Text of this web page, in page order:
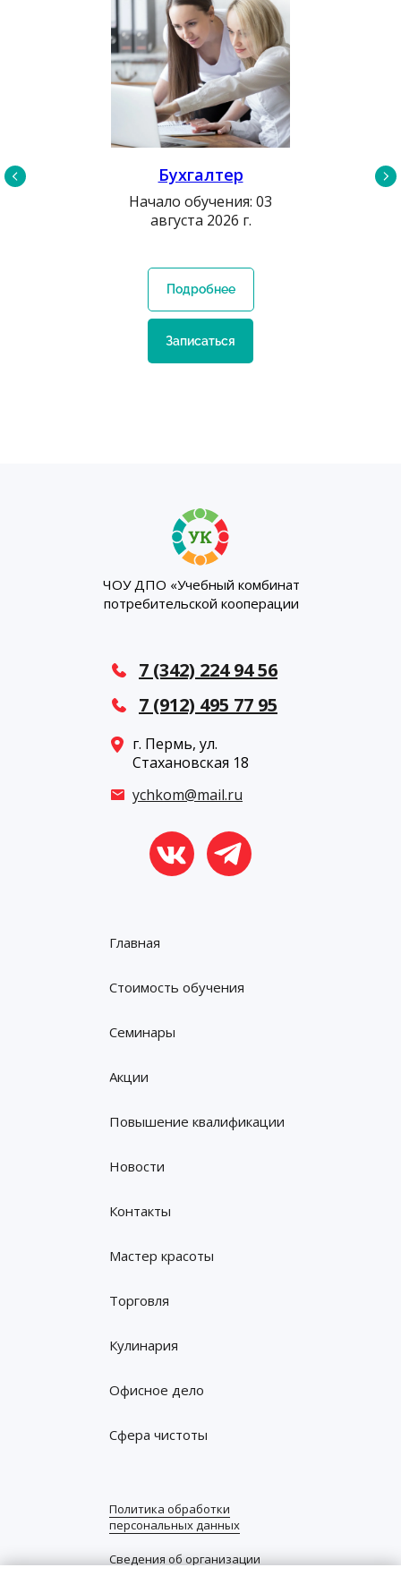
Бухгалтер
Начало обучения: 03
августа 2026 г.
Подробнее
Записаться
7 (342) 224 94 56
7 (912) 495 77 95
ЧОУ ДПО «Учебный комбинат
потребительской кооперации
Политика обработки
персональных данных
Сведения об организации
Главная
Стоимость обучения
Семинары
Акции
Повышение квалификации
Новости
Контакты
Мастер красоты
Торговля
Кулинария
Офисное дело
г. Пермь, ул.
Стахановская 18
ychkom@mail.ru
Сфера чистоты